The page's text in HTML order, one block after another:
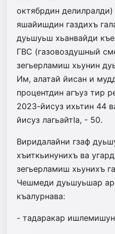
октябрдин делилралди)
яшайишдин газдихъ
дуьшуьш хьанвайди
ГВС (газовоздушный
зегьерламиш хьунин
Им, алатай йисан и
процентдин агъуз­ тир
2023-йисуз ихьтин 44
йисуз лагьайтIа, - 50.
Виридалайни гзаф
хъиткьинунихъ ва
зегьерламиш хьунихъ
Чешмеди дуьшуьшар
къалурнава:
- тадаракар